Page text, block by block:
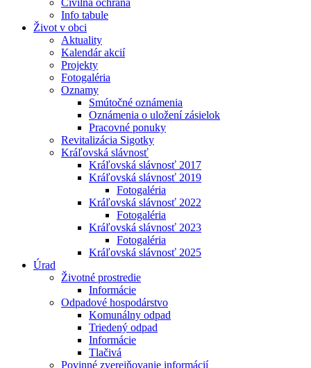
Civilná ochrana
Info tabule
Život v obci
Aktuality
Kalendár akcií
Projekty
Fotogaléria
Oznamy
Smútočné oznámenia
Oznámenia o uložení zásielok
Pracovné ponuky
Revitalizácia Sigotky
Kráľovská slávnosť
Kráľovská slávnosť 2017
Kráľovská slávnosť 2019
Fotogaléria
Kráľovská slávnosť 2022
Fotogaléria
Kráľovská slávnosť 2023
Fotogaléria
Kráľovská slávnosť 2025
Úrad
Životné prostredie
Informácie
Odpadové hospodárstvo
Komunálny odpad
Triedený odpad
Informácie
Tlačivá
Povinné zverejňovanie informácií